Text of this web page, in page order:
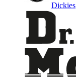
Dickies